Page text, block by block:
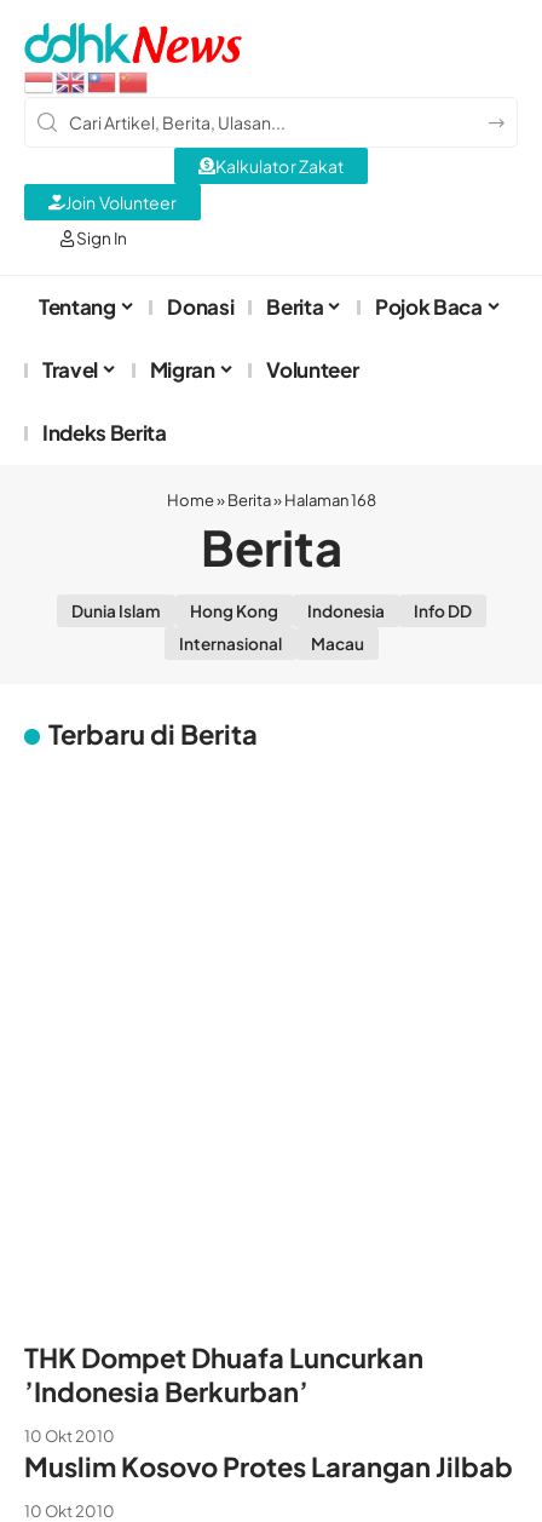
Sign In
Kalkulator Zakat
Join Volunteer
Tentang Donasi Berita Pojok Baca
Travel Migran Volunteer
Indeks Berita
Home»Berita»Halaman 168
Berita
Dunia Islam Hong Kong Indonesia
Info DD
Internasional
Macau
Terbaru di Berita
THK Dompet Dhuafa Luncurkan
’Indonesia Berkurban’
10 Okt 2010
Muslim Kosovo Protes Larangan Jilbab
10 Okt 2010